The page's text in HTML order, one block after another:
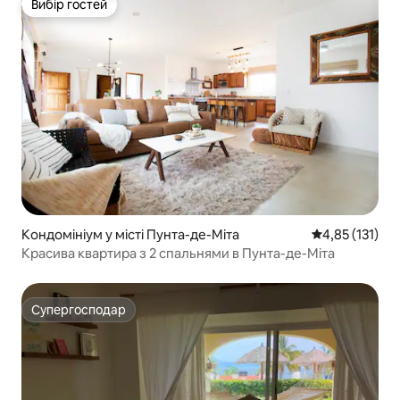
Вибір гостей
Вибір гостей
Кондомініум у місті Пунта-де-Міта Середня
4,85 (131)
Красива квартира з 2 спальнями в Пунта-де-Міта
Супергосподар
Супергосподар